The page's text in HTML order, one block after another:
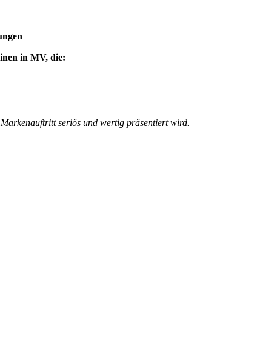
in MV, die:
seriös und wertig präsentiert wird.